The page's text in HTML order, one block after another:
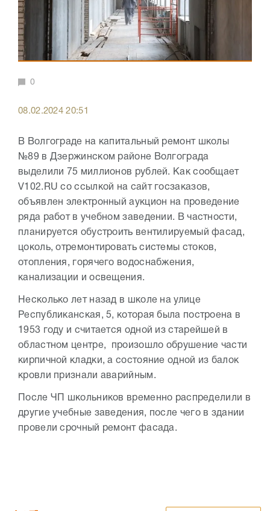
0
08.02.2024 20:51
В Волгограде на капитальный ремонт школы
№89 в Дзержинском районе Волгограда
выделили 75 миллионов рублей. Как сообщает
V102.RU со ссылкой на сайт госзаказов,
объявлен электронный аукцион на проведение
ряда работ в учебном заведении. В частности,
планируется обустроить вентилируемый фасад,
цоколь, отремонтировать системы стоков,
отопления, горячего водоснабжения,
канализации и освещения.
Несколько лет назад в школе на улице
Республиканская, 5, которая была построена в
1953 году и считается одной из старейшей в
областном центре, произошло обрушение части
кирпичной кладки, а состояние одной из балок
кровли признали аварийным.
После ЧП школьников временно распределили в
другие учебные заведения, после чего в здании
провели срочный ремонт фасада.